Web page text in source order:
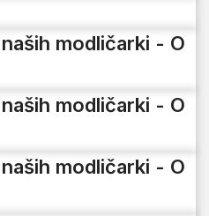
modličarki - O
modličarki - O
modličarki - O